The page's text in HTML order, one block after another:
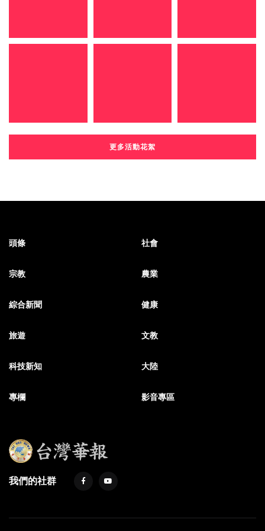
更多活動花絮
頭條 社會
宗教 農業
綜合新聞 健康
旅遊 文教
科技新知 大陸
專欄 影音專區
我們的社群